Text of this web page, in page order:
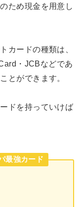
ため現金を用意し
カードの種類は、
・JCBなどであ
とができます。
ドを持っていけば
最強カード